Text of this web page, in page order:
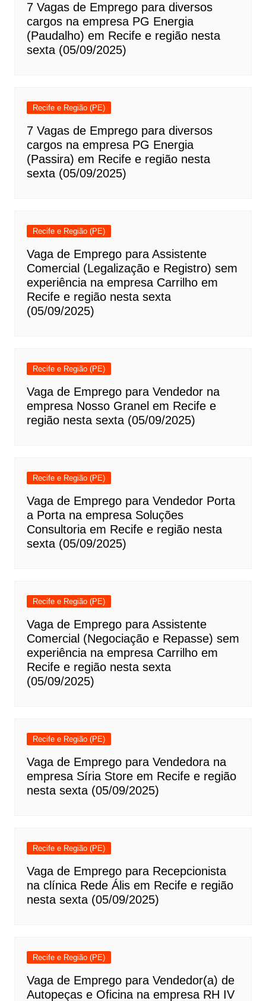
7 Vagas de Emprego para diversos
cargos na empresa PG Energia
(Paudalho) em Recife e região nesta
sexta (05/09/2025)
Recife e Região (PE)
7 Vagas de Emprego para diversos
cargos na empresa PG Energia
(Passira) em Recife e região nesta
sexta (05/09/2025)
Recife e Região (PE)
Vaga de Emprego para Assistente
Comercial (Legalização e Registro) sem
experiência na empresa Carrilho em
Recife e região nesta sexta
(05/09/2025)
Recife e Região (PE)
Vaga de Emprego para Vendedor na
empresa Nosso Granel em Recife e
região nesta sexta (05/09/2025)
Recife e Região (PE)
Vaga de Emprego para Vendedor Porta
a Porta na empresa Soluções
Consultoria em Recife e região nesta
sexta (05/09/2025)
Recife e Região (PE)
Vaga de Emprego para Assistente
Comercial (Negociação e Repasse) sem
experiência na empresa Carrilho em
Recife e região nesta sexta
(05/09/2025)
Recife e Região (PE)
Vaga de Emprego para Vendedora na
empresa Síria Store em Recife e região
nesta sexta (05/09/2025)
Recife e Região (PE)
Vaga de Emprego para Recepcionista
na clínica Rede Ális em Recife e região
nesta sexta (05/09/2025)
Recife e Região (PE)
Vaga de Emprego para Vendedor(a) de
Autopeças e Oficina na empresa RH IV